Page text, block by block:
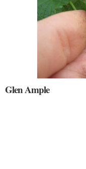
Glen Ample